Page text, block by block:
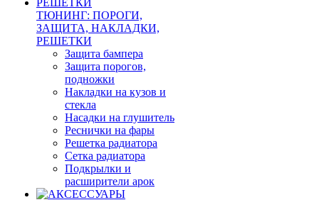
ТЮНИНГ: ПОРОГИ,
ЗАЩИТА, НАКЛАДКИ,
РЕШЕТКИ
Защита бампера
Защита порогов,
подножки
Накладки на кузов и
стекла
Насадки на глушитель
Реснички на фары
Решетка радиатора
Сетка радиатора
Подкрылки и
расширители арок